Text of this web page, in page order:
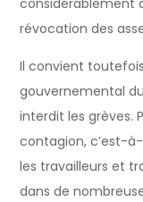
considérablement
révocation des
Il convient
gouvernemental
interdit les grèves.
contagion, c’est-
les travailleurs et
dans de